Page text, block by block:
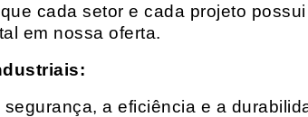
cada setor e cada projeto
em nossa oferta.
a eficiência e a